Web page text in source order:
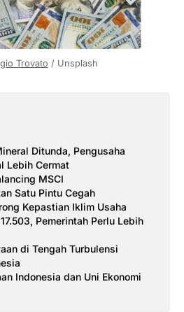
Trovato / Unsplash
Ditunda, Pengusaha
Lebih Cermat
MSCI
Satu Pintu Cegah
Kepastian Iklim Usaha
Pemerintah Perlu Lebih
di Tengah Turbulensi
Indonesia dan Uni Ekonomi